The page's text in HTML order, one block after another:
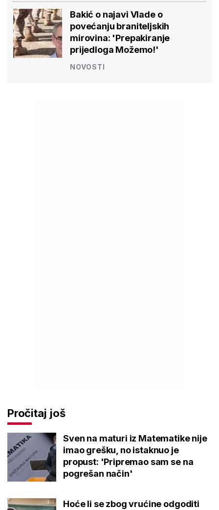
Bakić o najavi Vlade o
povećanju braniteljskih
mirovina: 'Prepakiranje
prijedloga Možemo!'
NOVOSTI
Pročitaj još
Sven na maturi iz Matematike nije
imao grešku, no istaknuo je
propust: 'Pripremao sam se na
pogrešan način'
Hoće li se zbog vrućine odgoditi